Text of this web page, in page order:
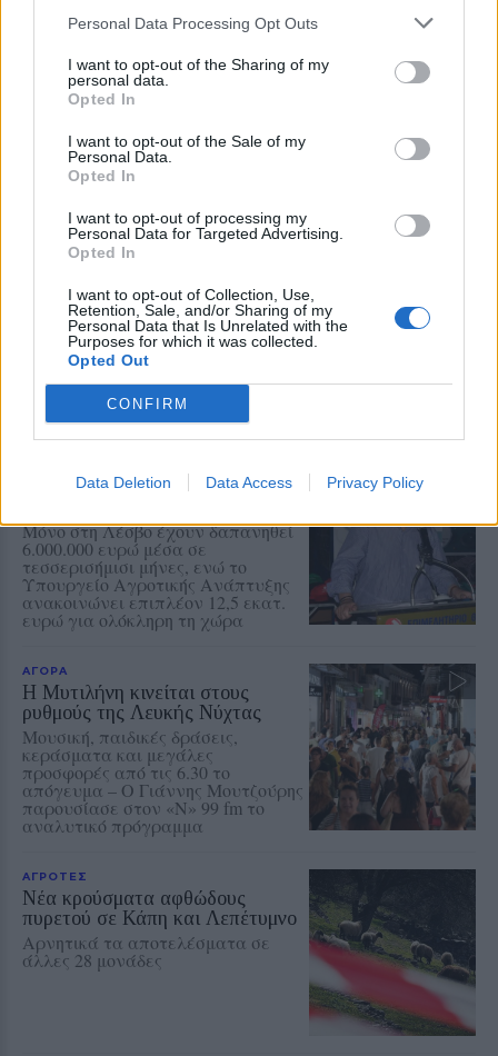
Personal Data Processing Opt Outs
I want to opt-out of the Sharing of my
personal data.
Opted In
I want to opt-out of the Sale of my
Personal Data.
Opted In
I want to opt-out of processing my
Personal Data for Targeted Advertising.
Opted In
I want to opt-out of Collection, Use,
Retention, Sale, and/or Sharing of my
Personal Data that Is Unrelated with the
Purposes for which it was collected.
Opted Out
CONFIRM
Data Deletion Data Access Privacy Policy
Πήραν «φωτιά» καύσιμα, κρέας
και αεροπορικά εισιτήρια
Ετήσιες ανατιμήσεις έως 53,2%
βασικά αγαθά και υπηρεσίες
εμφανίζουν αυξήσεις με διψήφιο
ποσοστό
ΑΓΡΟΤΕΣ
Οι αποζημιώσεις των 38,1 εκατ.
Άγριο επικοινωνιακό παιχνίδι της
κυβέρνησης με τις ενισχύσεις
στους κτηνοτρόφους. Όλα όσα
πρέπει να γνωρίζετε για τις
αποζημιώσεις λόγω μη
ανασύστασης των κοπαδιών
Ψίχουλα για τη βιοασφάλεια των
Μόνο στη Λέσβο έχουν δαπανηθεί
6.000.000 ευρώ μέσα σε
τεσσερισήμισι μήνες, ενώ το
Υπουργείο Αγροτικής Ανάπτυξης
ανακοινώνει επιπλέον 12,5 εκατ.
ευρώ για ολόκληρη τη χώρα
ΑΓΟΡΑ
Η Μυτιλήνη κινείται στους
ρυθμούς της Λευκής Νύχτας
Μουσική, παιδικές δράσεις,
κεράσματα και μεγάλες
προσφορές από τις 6.30 το
απόγευμα – Ο Γιάννης Μουτζούρης
παρουσίασε στον «Ν» 99 fm το
αναλυτικό πρόγραμμα
ΑΓΡΟΤΕΣ
Νέα κρούσματα αφθώδους
πυρετού σε Κάπη και Λεπέτυμνο
Αρνητικά τα αποτελέσματα σε
άλλες 28 μονάδες